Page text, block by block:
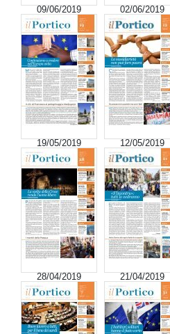
09/06/2019 02/06/2019
19/05/2019 12/05/2019
28/04/2019 21/04/2019